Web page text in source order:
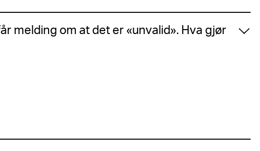
melding om at det er «unvalid». Hva gjør